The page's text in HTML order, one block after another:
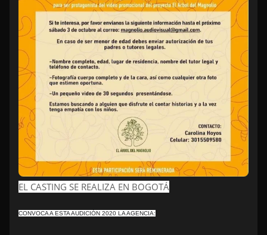
EL CASTING SE REALIZA EN BOGOTÁ
CONVOCA A ESTA AUDICIÓN 2020 LA AGENCIA: